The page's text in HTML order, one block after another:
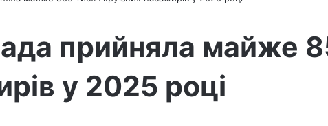
прийняла майже
у 2025 році